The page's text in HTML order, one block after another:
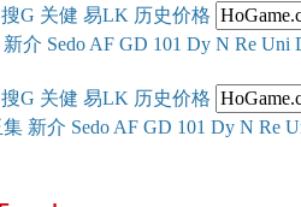
搜G 关健 易LK 历史价格
新介 Sedo AF GD 101 Dy N Re Uni